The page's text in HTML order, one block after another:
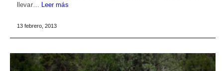
llevar… Leer más
13 febrero, 2013